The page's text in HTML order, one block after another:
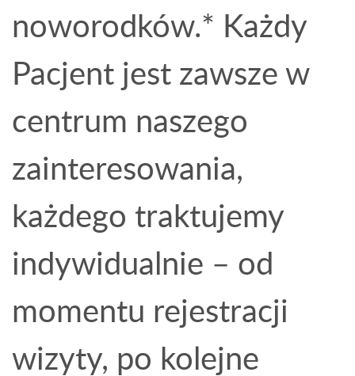
noworodków.* Każdy
Pacjent jest zawsze w
centrum naszego
zainteresowania,
każdego traktujemy
indywidualnie – od
momentu rejestracji
wizyty, po kolejne